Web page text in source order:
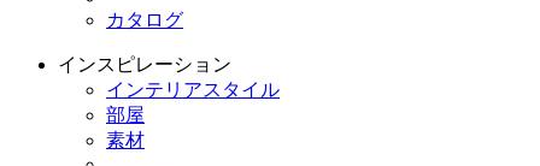
カタログ
インスピレーション
インテリアスタイル
部屋
素材